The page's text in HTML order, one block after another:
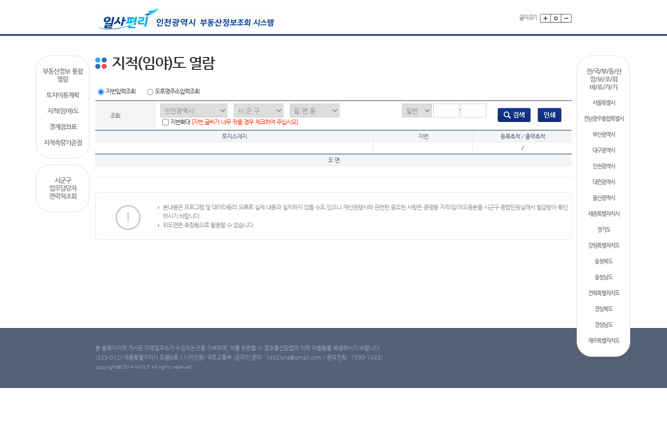
글자크기
부동산정보 통합
열람
토지이용계획
지적(임야)도
경계점좌표
지적측량기준점
시군구
업무담당자
연락처조회
전/국/부/동/산
정/보/조/회
바/로/가/기
서울특별시
전남광주통합특별시
부산광역시
대구광역시
인천광역시
대전광역시
울산광역시
세종특별자치시
경기도
강원특별자치도
충청북도
충청남도
전북특별자치도
경상북도
경상남도
제주특별자치도
지적(임야)도 열람
지번입력조회 도로명주소입력조회
조회
-
지번확대 [지번 글씨가 너무 작을 경우 체크하여 주십시오]
토지소재지 지번
등록축척 / 출력축척
/
도 면
본내용은 프로그램 및 데이타등의 오류로 실제 내용과 일치하지 않을 수도 있으니 재산권행사와 관련한 중요한 사항은 증명용 지적(임야)도등본을 시군구 종합민원실에서 발급받아 확인
하시기 바랍니다.
위도면은 측량용으로 활용할 수 없습니다.
본 홈페이지에 게시된 이메일주소가 수집되는것을 거부하며, 이를 위반할 시 정보통신망법에 의해 처벌됨을 유념하시기 바랍니다.
(339-012) 세종특별자치시 도움6로 11(어진동) 국토교통부 (온라인 문의 : 1482qna@gmail.com / 문의전화 : 1599-1483)
copyright@2014 MOLIT All rights reserved.